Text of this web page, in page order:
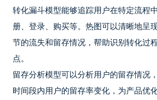
转化漏斗模型能够追踪用户在特定流程
册、登录、购买等。热图可以清晰地呈
节的流失和留存情况，帮助识别转化过
点。
留存分析模型可以分析用户的留存情况
时间段内用户的留存率变化，为产品优